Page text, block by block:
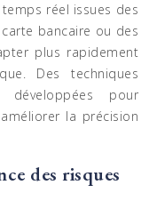
réel issues des
bancaire ou des
plus rapidement
Des techniques
développées pour
la précision
des risques